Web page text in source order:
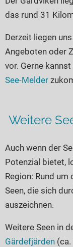
Glamping
Seen in Europa
Österreich
Schweiz
Frankreich
Niederlande
alle Länder…
das rund 31
Derzeit liegen
Angeboten oder
vor. Gerne
See-Melder
Weitere
Auch wenn der
Potenzial bietet,
Region: Rund
Seen, die sich
auszeichnen.
Weitere Seen in
Gärdefjärden